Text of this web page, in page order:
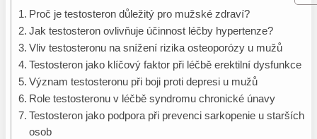
Proč je testosteron důležitý pro mužské zdraví?
Jak testosteron ovlivňuje účinnost léčby hypertenze?
Vliv testosteronu na snížení rizika osteoporózy u mužů
Testosteron jako klíčový faktor při léčbě erektilní dysfunkce
Význam testosteronu při boji proti depresi u mužů
Role testosteronu v léčbě syndromu chronické únavy
Testosteron jako podpora při prevenci sarkopenie u starších
osob